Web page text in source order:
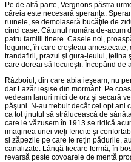
Pe de altă parte, Vergnons păstra
căreia este necesară speranţa.
ruinele, se demolaseră bucăţile de
cinci case. Cătunul număra de-acum
patru familii tinere. Casele noi,
legume, în care creşteau
trandafirii, prazul şi gura-leului, ţelina
care doreai să locuieşti. Începând de
Războiul, din care abia ieşeam, nu
dar Lazăr ieşise din mormânt. Pe
vedeam lanuri mici de orz şi secară
păşuni. N-au trebuit decât cei opt ani
ca tot ţinutul să strălucească de
care le văzusem în 1913 se ridică
imaginea unei vieţi fericite şi
şi zăpezile pe care le reţin pădurile,
canalizate. Lângă fiecare fermă, în
revarsă peste covoarele de mentă